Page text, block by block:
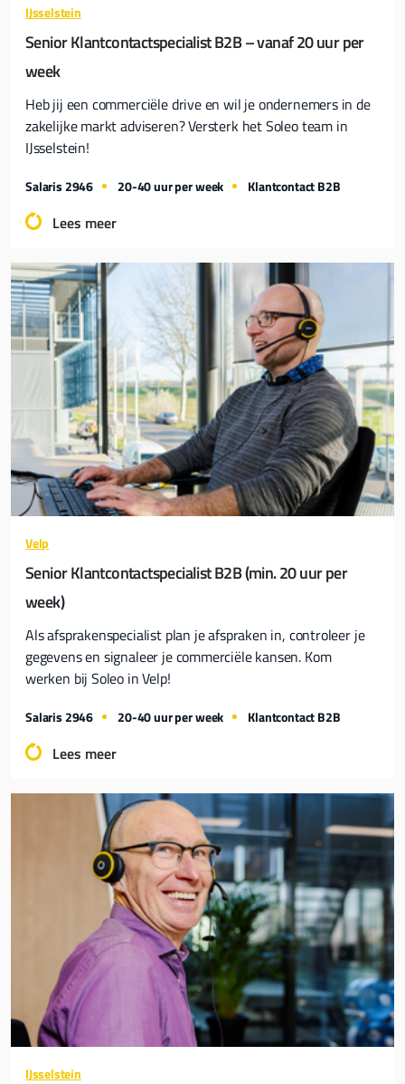
IJsselstein
Senior Klantcontactspecialist B2B – vanaf 20 uur per
week
Heb jij een commerciële drive en wil je ondernemers in de
zakelijke markt adviseren? Versterk het Soleo team in
IJsselstein!
Salaris 2946 20-40 uur per week Klantcontact B2B
Lees meer
Velp
Senior Klantcontactspecialist B2B (min. 20 uur per
week)
Als afsprakenspecialist plan je afspraken in, controleer je
gegevens en signaleer je commerciële kansen. Kom
werken bij Soleo in Velp!
Salaris 2946 20-40 uur per week Klantcontact B2B
Lees meer
IJsselstein